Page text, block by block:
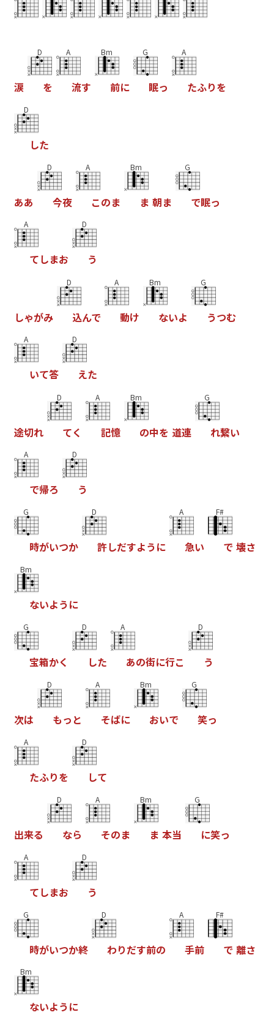
涙
D
を
A
流す
Bm
前に
G
眠っ
A
たふりを
D
した
ああ
D
今夜
A
このま
Bm
ま 朝ま
G
で眠っ
A
てしまお
D
う
しゃがみ
D
込んで
A
動け
Bm
ないよ
G
うつむ
A
いて答
D
えた
途切れ
D
てく
A
記憶
Bm
の中を 道連
G
れ繋い
A
で帰ろ
D
う
G
時がいつか
D
許しだすよう に
A
急い
F#
で 壊さ
Bm
ないよう に
G
宝箱かく
D
した
A
あの街に行こ
D
う
次は
D
もっ と
A
そばに
Bm
おいで
G
笑っ
A
たふりを
D
して
出来る
D
なら
A
そのま
Bm
ま 本当
G
に笑っ
A
てしまお
D
う
G
時がいつか終
D
わりだす前の
A
手前
F#
で 離さ
Bm
ないよう に